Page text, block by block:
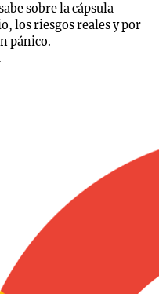
sobre la cápsula
los riesgos reales y por
pánico.